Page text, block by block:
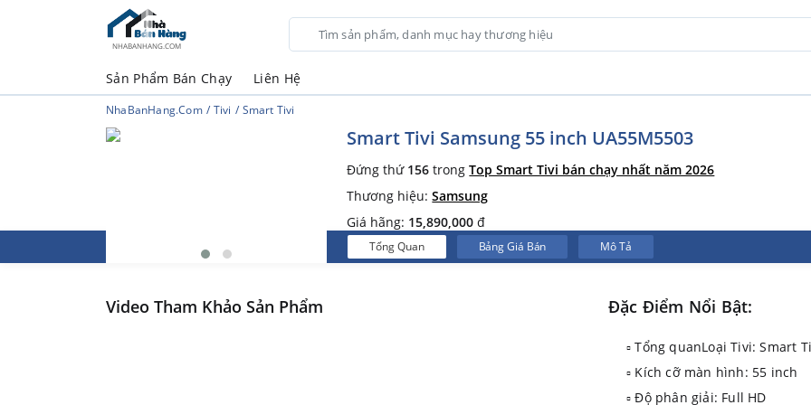
NHABANHANG.COM
Sản Phẩm Bán Chạy Liên Hệ
NhaBanHang.com Tivi Smart Tivi
Smart Tivi Samsung 55 inch UA55M5503
Đứng thứ 156 trongTop Smart Tivi bán chạy nhất năm 2026
Thương hiệu:Samsung
Giá hãng: 15,890,000 đ
Tổng Quan Bảng Giá Bán Mô Tả
Video Tham Khảo Sản Phẩm Đặc Điểm Nổi Bật:
▫ Tổng quanLoại Tivi: Smart
▫ Kích cỡ màn hình: 55 inch
▫ Độ phân giải: Full HD